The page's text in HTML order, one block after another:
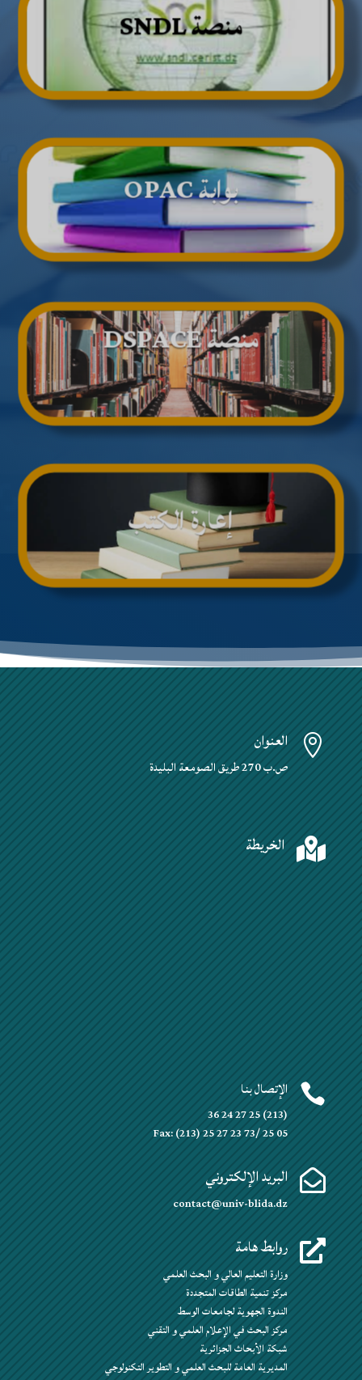
منصة SNDL
بوابة OPAC
منصة DSPACE
إعارة الكتب
 العنوان
ص.ب 270 طريق الصومعة البليدة
 الخريطة
 الإتصال بنا
(213) 25 27 24 36
Fax: (213) 25 27 23 73/ 25 05
 البريد الإلكتروني
contact@univ-blida.dz
 روابط هامة
وزارة التعليم العالي و البحث العلمي
مركز تنمية الطاقات المتجددة
الندوة الجهوية لجامعات الوسط
مركز البحث في الإعلام العلمي و التقني
شبكة الأبحاث الجزائرية
المديرية العامة للبحث العلمي و التطوير التكنولوجي